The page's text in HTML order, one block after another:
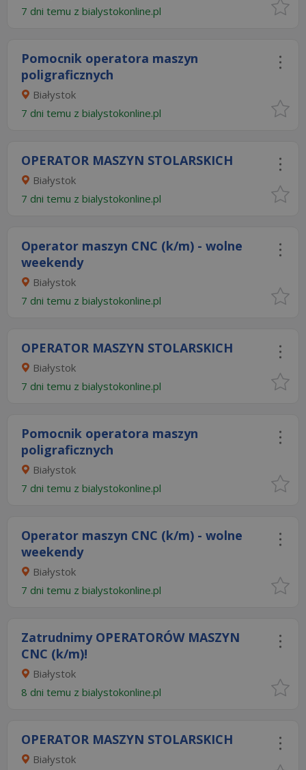
7 dni temu z bialystokonline.pl
Pomocnik operatora maszyn
poligraficznych
Białystok
7 dni temu z bialystokonline.pl
OPERATOR MASZYN STOLARSKICH
Białystok
7 dni temu z bialystokonline.pl
Operator maszyn CNC (k/m) - wolne
weekendy
Białystok
7 dni temu z bialystokonline.pl
OPERATOR MASZYN STOLARSKICH
Białystok
7 dni temu z bialystokonline.pl
Pomocnik operatora maszyn
poligraficznych
Białystok
7 dni temu z bialystokonline.pl
Operator maszyn CNC (k/m) - wolne
weekendy
Białystok
7 dni temu z bialystokonline.pl
Zatrudnimy OPERATORÓW MASZYN
CNC (k/m)!
Białystok
8 dni temu z bialystokonline.pl
OPERATOR MASZYN STOLARSKICH
Białystok